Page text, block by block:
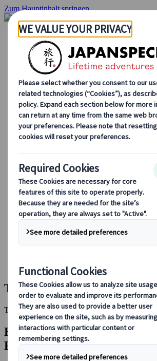
Zum Hauptinhalt springen
Startseite
Rundreisen
Individuelle Reisen
Gruppenreisen
Selbstfahrerreisen
Ausflüge
Massgeschneiderte Gruppenreisen
Japan Rail Pass
Wie wir arbeiten
Über uns
Treffen Sie unser Team
Werden Sie Teil unseres Teams
Saisonale Reisetipps
Highlights des Reiseziels
Kulturelle Einblicke
Kulinarische Erlebnisse
Entdecke Japan mit dem Zug
Häufig gestellte Fragen
Wichtige Informationen
Etikette in Japan
Autofahren in Japan
Bei uns buchen
Japan Rail Pass
Unterkunft
Online-Beratung
Towada-See
This Destination is disabled to display.
Entdecken Sie andere
Region